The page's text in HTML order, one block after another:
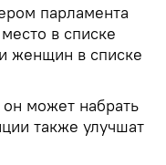
парламента
в списке
женщин в списке
может набрать
также улучшат